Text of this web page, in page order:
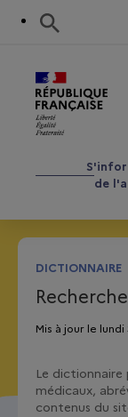
de
DICTIONNAIRE
Mis à jour le lundi
Le
médicaux,
contenus du